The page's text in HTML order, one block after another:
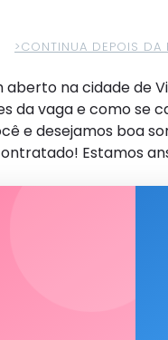
>CONTINUA DEPOIS DA
na cidade de
da vaga e como se
e desejamos boa
Estamos